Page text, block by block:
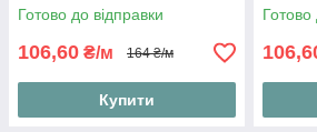
Готово до відправки
106,60 ₴/м 164 ₴/м
Купити
Готово